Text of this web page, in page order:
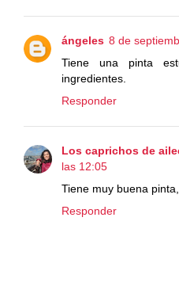
ángeles 8 de
Tiene una pinta
ingredientes.
Responder
Los caprichos de
las 12:05
Tiene muy buena
Responder